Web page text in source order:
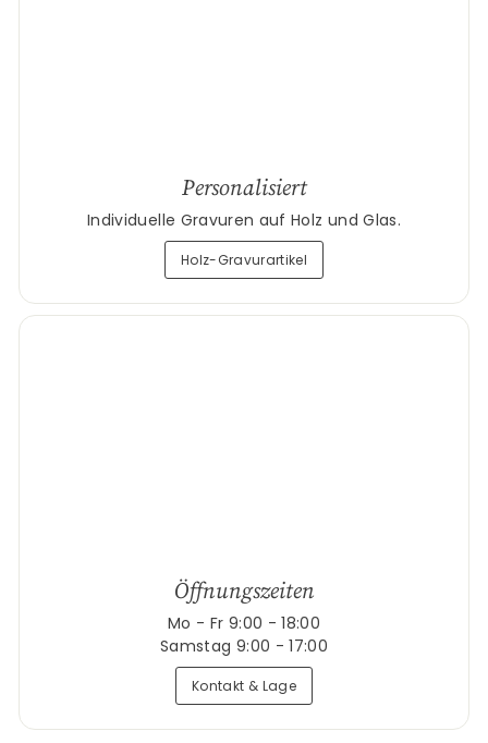
Personalisiert
Individuelle Gravuren auf Holz und Glas.
Holz-Gravurartikel
Öffnungszeiten
Mo - Fr 9:00 - 18:00
Samstag 9:00 - 17:00
Kontakt & Lage